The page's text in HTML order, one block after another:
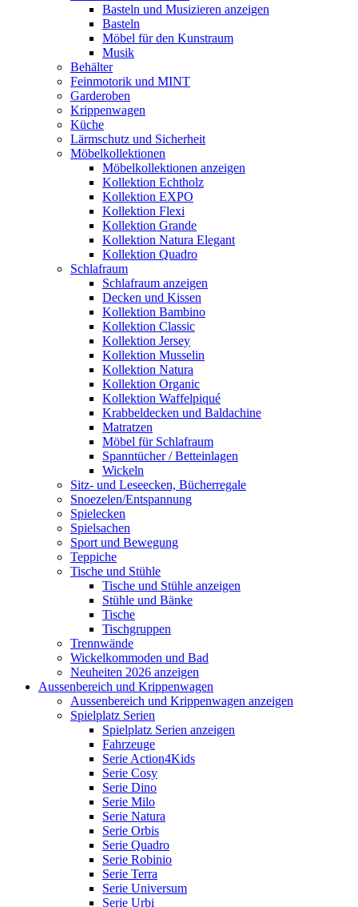
Basteln und Musizieren anzeigen
Basteln
Möbel für den Kunstraum
Musik
Behälter
Feinmotorik und MINT
Garderoben
Krippenwagen
Küche
Lärmschutz und Sicherheit
Möbelkollektionen
Möbelkollektionen anzeigen
Kollektion Echtholz
Kollektion EXPO
Kollektion Flexi
Kollektion Grande
Kollektion Natura Elegant
Kollektion Quadro
Schlafraum
Schlafraum anzeigen
Decken und Kissen
Kollektion Bambino
Kollektion Classic
Kollektion Jersey
Kollektion Musselin
Kollektion Natura
Kollektion Organic
Kollektion Waffelpiqué
Krabbeldecken und Baldachine
Matratzen
Möbel für Schlafraum
Spanntücher / Betteinlagen
Wickeln
Sitz- und Leseecken, Bücherregale
Snoezelen/Entspannung
Spielecken
Spielsachen
Sport und Bewegung
Teppiche
Tische und Stühle
Tische und Stühle anzeigen
Stühle und Bänke
Tische
Tischgruppen
Trennwände
Wickelkommoden und Bad
Neuheiten 2026 anzeigen
Aussenbereich und Krippenwagen
Aussenbereich und Krippenwagen anzeigen
Spielplatz Serien
Spielplatz Serien anzeigen
Fahrzeuge
Serie Action4Kids
Serie Cosy
Serie Dino
Serie Milo
Serie Natura
Serie Orbis
Serie Quadro
Serie Robinio
Serie Terra
Serie Universum
Serie Urbi